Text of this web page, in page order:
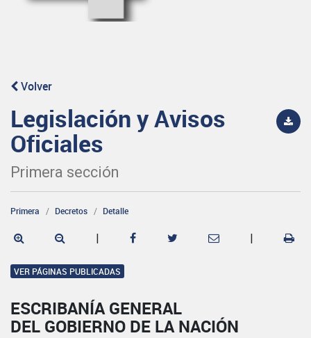
Volver
Legislación y Avisos
Oficiales
Primera sección
Primera Decretos Detalle
| |
VER PÁGINAS PUBLICADAS
ESCRIBANÍA GENERAL
DEL GOBIERNO DE LA NACIÓN